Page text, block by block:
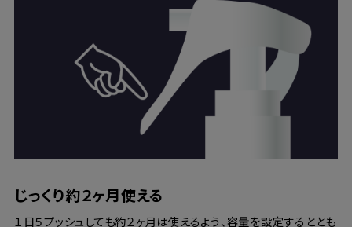
じっくり約２ヶ月使える
１日５プッシュしても約２ヶ月は使えるよう、容量を設定するととも